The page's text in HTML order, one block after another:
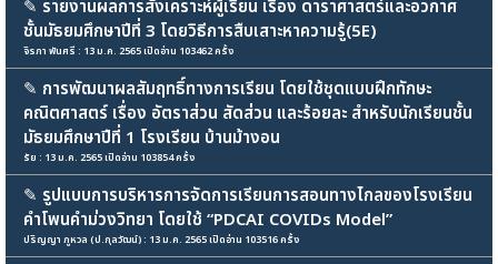
✎ รายงานผลการสังเคราะห์ผู้เรียน เรื่อง ดาราศาสตร์และอวกาศ
ชั้นมัธยมศึกษาปีที่ 3 โดยวิธีการสืบเสาะหาความรู้(5E)
จิรภา พันศรี : 13 ม.ค. 2565 เปิดอ่าน 103462 ครั้ง
✎ การพัฒนาผลสัมฤทธิ์ทางการเรียน โดยใช้ชุดแบบฝึกทักษะ
คณิตศาสตร์ เรื่อง อัตราส่วน สัดส่วน และร้อยละ สําหรับนักเรียนชั้น
มัธยมศึกษาปีที่ 1 โรงเรียน บ้านม้างอน
รัย : 13 ม.ค. 2565 เปิดอ่าน 103854 ครั้ง
✎ รูปแบบการบริหารการจัดการเรียนการสอนทางไกลของโรงเรียน
คำโพนคำม่วงวิทยา โดยใช้ “PDCAI COVIDs Model”
ปริญญา ภูหวล (ป.กุลวัฒน์) : 13 ม.ค. 2565 เปิดอ่าน 103516 ครั้ง